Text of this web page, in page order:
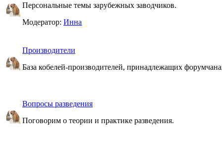
Персональные темы зарубежных заводчиков.
Модератор: Инна
Производители
База кобелей-производителей, принадлежащих
Вопросы разведения
Поговорим о теории и практике разведения.